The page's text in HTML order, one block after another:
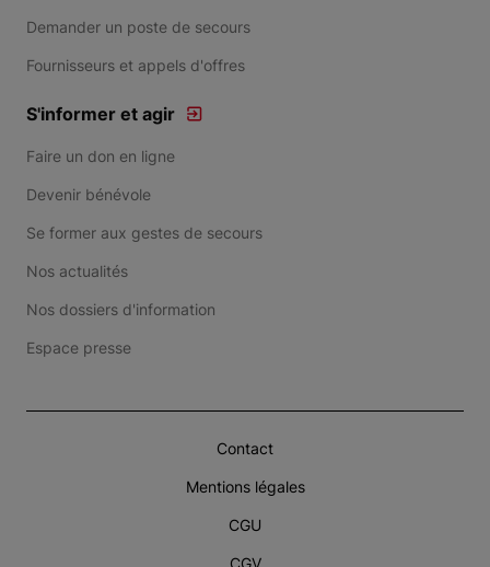
Demander un poste de secours
Fournisseurs et appels d'offres
S'informer et agir
Faire un don en ligne
Devenir bénévole
Se former aux gestes de secours
Nos actualités
Nos dossiers d'information
Espace presse
Contact
Mentions légales
CGU